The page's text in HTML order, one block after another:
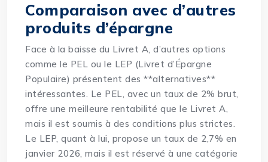
Comparaison avec d’autres
produits d’épargne
Face à la baisse du Livret A, d’autres options
comme le PEL ou le LEP (Livret d’Épargne
Populaire) présentent des **alternatives**
intéressantes. Le PEL, avec un taux de 2% brut,
offre une meilleure rentabilité que le Livret A,
mais il est soumis à des conditions plus strictes.
Le LEP, quant à lui, propose un taux de 2,7% en
janvier 2026, mais il est réservé à une catégorie